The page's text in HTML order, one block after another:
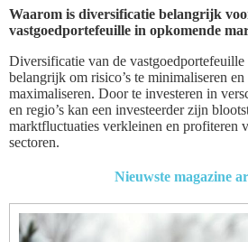
Waarom is diversificatie belangrijk
vastgoedportefeuille in opkomende
Diversificatie van de
belangrijk om risico’s te minimaliseren en
maximaliseren. Door te investeren in
en regio’s kan een investeerder zijn
marktfluctuaties verkleinen en profiteren
sectoren.
Nieuwste magazine